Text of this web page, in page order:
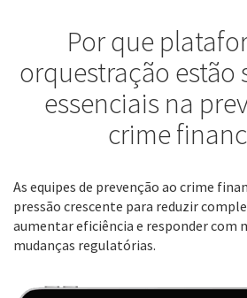
Por que
orquestração estão
essenciais na
crime
As equipes de prevenção ao crime
pressão crescente para reduzir
aumentar eficiência e responder com
mudanças regulatórias.